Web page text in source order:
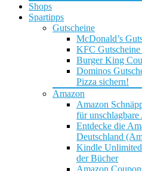
Shops
Spartipps
Gutscheine
McDonald’s
KFC Gutscheine
Burger King
Dominos
Pizza sichern!
Amazon
Amazon
für
Entdecke die
Deutschland
Kindle Unlimited
der Bücher
Amazon